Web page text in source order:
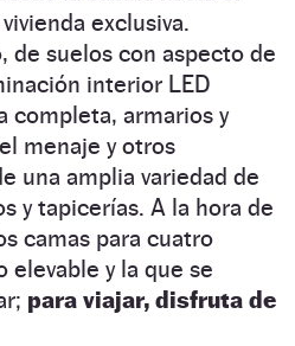
exclusiva.
de suelos con aspecto de
interior LED
completa, armarios y
menaje y otros
una amplia variedad de
y tapicerías. A la hora de
camas para cuatro
elevable y la que se
para viajar, disfruta de